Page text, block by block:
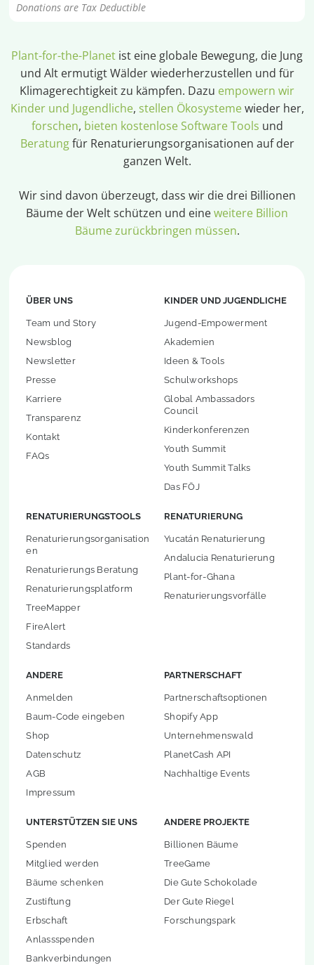
Donations are Tax Deductible
Plant-for-the-Planet ist eine globale Bewegung, die Jung
und Alt ermutigt Wälder wiederherzustellen und für
Klimagerechtigkeit zu kämpfen. Dazu empowern wir
Kinder und Jugendliche, stellen Ökosystemewieder her,
forschen, bieten kostenlose Software Tools und
Beratungfür Renaturierungsorganisationen auf der
ganzen Welt.
Wir sind davon überzeugt, dass wir die drei Billionen
Bäume der Welt schützen und eineweitere Billion
Bäume zurückbringen müssen.
ÜBER UNS
Team und Story
Newsblog
Newsletter
Presse
Karriere
Transparenz
Kontakt
FAQs
KINDER UND JUGENDLICHE
Jugend-Empowerment
Akademien
Ideen & Tools
Schulworkshops
Global Ambassadors
Council
Kinderkonferenzen
Youth Summit
Youth Summit Talks
Das FÖJ
RENATURIERUNGSTOOLS
Renaturierungsorganisation
en
Renaturierungs Beratung
Renaturierungsplatform
TreeMapper
FireAlert
Standards
RENATURIERUNG
Yucatán Renaturierung
Andalucia Renaturierung
Plant-for-Ghana
Renaturierungsvorfälle
ANDERE
Anmelden
Baum-Code eingeben
Shop
Datenschutz
AGB
Impressum
PARTNERSCHAFT
Partnerschaftsoptionen
Shopify App
Unternehmenswald
PlanetCash API
Nachhaltige Events
UNTERSTÜTZEN SIE UNS
Spenden
Mitglied werden
Bäume schenken
Zustiftung
Erbschaft
Anlassspenden
Bankverbindungen
ANDERE PROJEKTE
Billionen Bäume
TreeGame
Die Gute Schokolade
Der Gute Riegel
Forschungspark